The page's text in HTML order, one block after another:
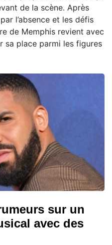
de la scène. Après
l’absence et les défis
de Memphis revient avec
sa place parmi les figures
sur un
avec des